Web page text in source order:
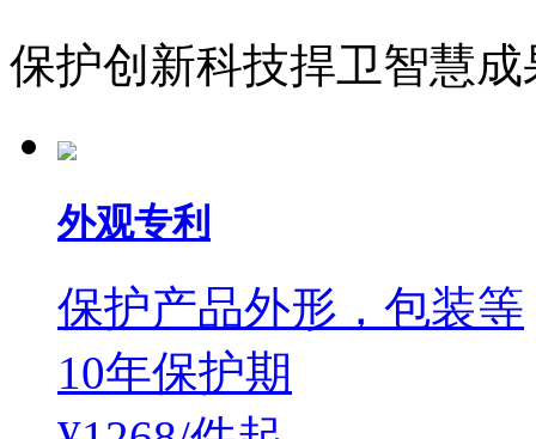
保护创新科技捍卫智慧
外观专利
保护产品外形，包装等
10年保护期